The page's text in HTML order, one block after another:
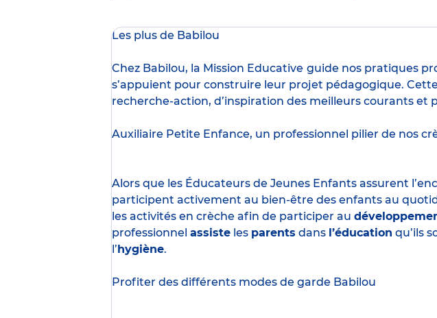
Les plus de Babilou
Chez Babilou, la Mission Educative guide nos pratiques
s’appuient pour construire leur projet pédagogique.
recherche-action, d’inspiration des meilleurs courants et
Auxiliaire Petite Enfance, un professionnel pilier de nos
Alors que les Éducateurs de Jeunes Enfants assurent
participent activement au bien-être des enfants au
les activités en crèche afin de participer au
professionnel assiste les parents dans l’éducation qu’ils
l’ hygiène.
Profiter des différents modes de garde Babilou